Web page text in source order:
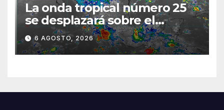
La onda tropical número 25
se desplazará sobre el
sureste mexicano
6 AGOSTO, 2026